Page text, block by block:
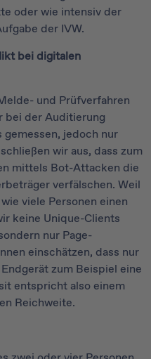
oder wie intensiv der
der IVW.
bei digitalen
und Prüfverfahren
bei der Auditierung
jedoch nur
wir aus, dass zum
mittels Bot-Attacken die
verfälschen. Weil
viele Personen einen
keine Unique-Clients
nur Page-
einschätzen, dass nur
zum Beispiel eine
entspricht also einem
Reichweite.